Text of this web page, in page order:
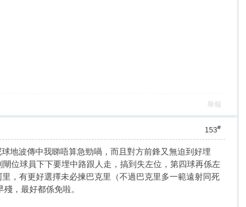
舉報
153#
地波傳中我睇唔算急勁喎，而且對方前鋒又無迫到好埋
位球員下下要埋中路跟人走，搞到失左位，第四球再係左
，有更好選擇未必揀巴克里（不過巴克里多一範遠射同死
，最好都係免啦。